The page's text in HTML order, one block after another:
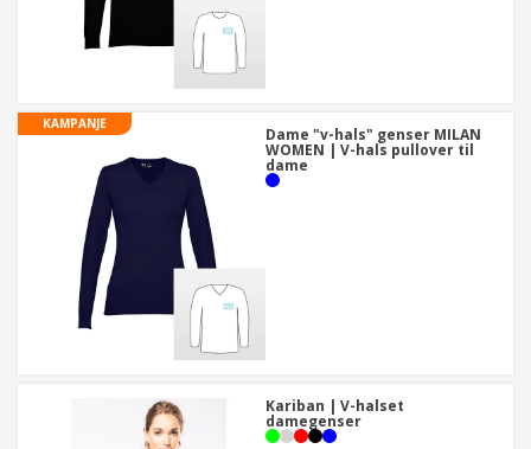
KAMPANJE
Dame "v-hals" genser MILAN
WOMEN | V-hals pullover til
dame
Kariban | V-halset
damegenser